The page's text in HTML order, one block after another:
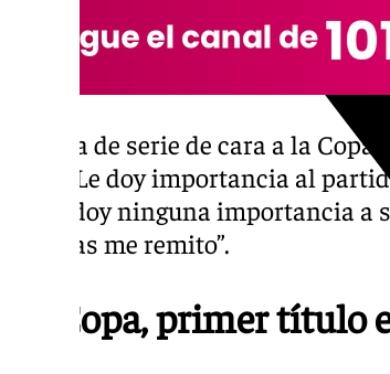
Cabeza de serie de cara a la
serie. Le doy importancia al
No le doy ninguna importancia a
pruebas me remito”.
La Copa, primer título